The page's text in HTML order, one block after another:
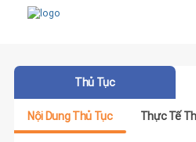
Thủ Tục
Nội Dung Thủ Tục Thực Tế